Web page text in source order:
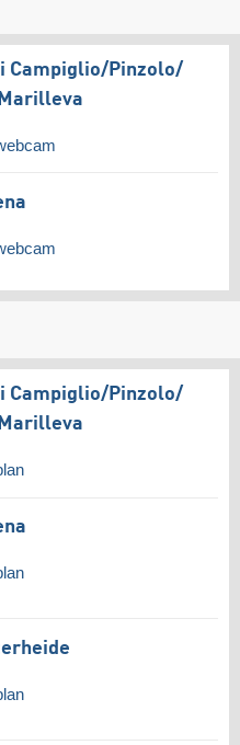
Campiglio/​Pinzolo/​
Campiglio/​Pinzolo/​